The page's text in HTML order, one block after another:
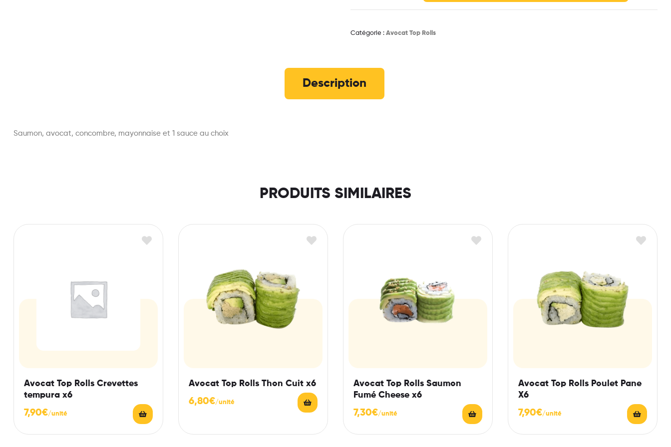
Catégorie : Avocat Top Rolls
Description
Saumon, avocat, concombre, mayonnaise et 1 sauce au choix
PRODUITS SIMILAIRES
Avocat Top Rolls Crevettes
tempura x6
7,90€
Avocat Top Rolls Thon Cuit x6
6,80€
Avocat Top Rolls Saumon
Fumé Cheese x6
7,30€
Avocat Top Rolls Poulet Pane
X6
7,90€